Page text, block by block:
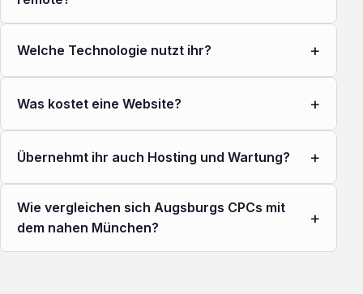
Welche Technologie nutzt ihr? +
Was kostet eine Website? +
Übernehmt ihr auch Hosting und Wartung? +
Wie vergleichen sich Augsburgs CPCs mit
dem nahen München?
+